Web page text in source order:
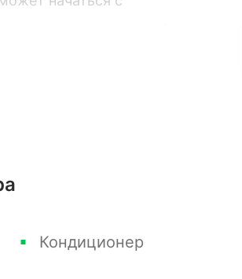
аллеи, разбитой вдоль этой
представьте себе
суеты. Здесь каждый
Кондиционер